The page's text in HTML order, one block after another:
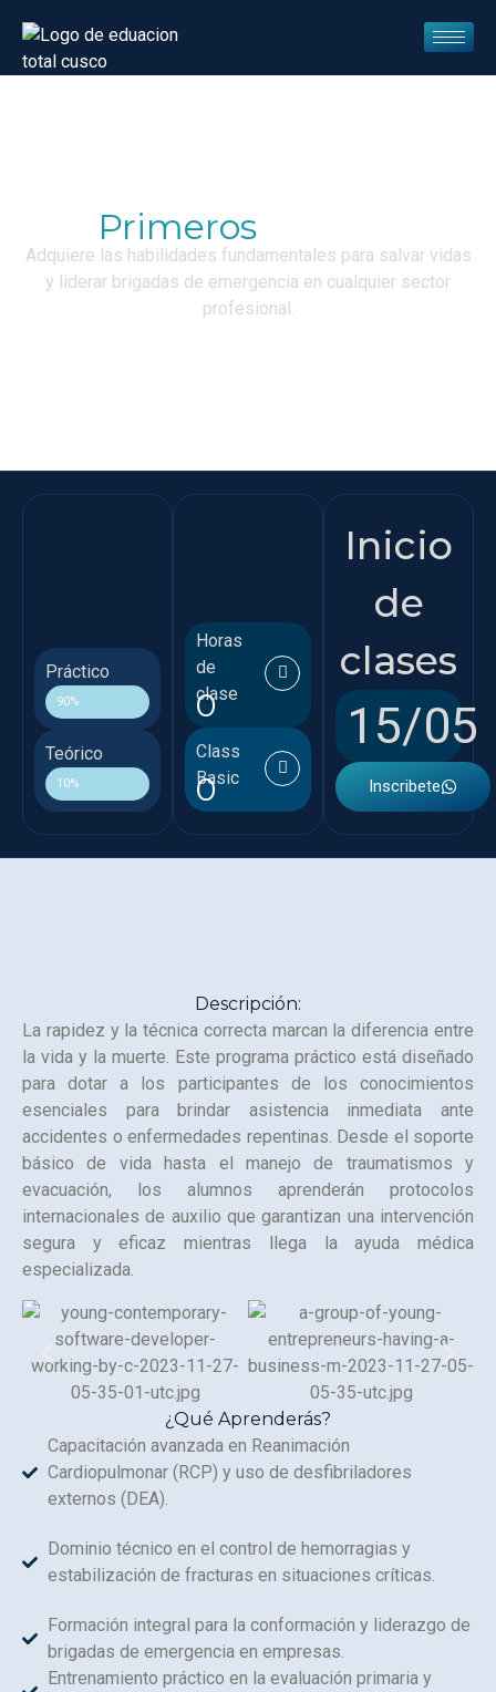
PrimerosAuxilios
Adquiere las habilidades fundamentales para salvar vidas
y liderar brigadas de emergencia en cualquier sector
profesional.
Inicio
de
clases
15/05
Inscribete
Horas
de
clase
0
Class
Basic
0
Práctico
90%
Teórico
10%
Descripción:
La rapidez y la técnica correcta marcan la diferencia entre
la vida y la muerte. Este programa práctico está diseñado
para dotar a los participantes de los conocimientos
esenciales para brindar asistencia inmediata ante
accidentes o enfermedades repentinas. Desde el soporte
básico de vida hasta el manejo de traumatismos y
evacuación, los alumnos aprenderán protocolos
internacionales de auxilio que garantizan una intervención
segura y eficaz mientras llega la ayuda médica
especializada.
¿Qué Aprenderás?
Capacitación avanzada en Reanimación
Cardiopulmonar (RCP) y uso de desfibriladores
externos (DEA).
Dominio técnico en el control de hemorragias y
estabilización de fracturas en situaciones críticas.
Formación integral para la conformación y liderazgo de
brigadas de emergencia en empresas.
Entrenamiento práctico en la evaluación primaria y